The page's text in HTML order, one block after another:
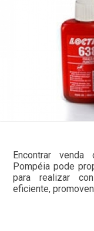
Encontrar
Pompéia pode
para realizar
eficiente,